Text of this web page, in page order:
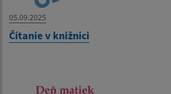
05.09.2025
Čítanie v knižnici